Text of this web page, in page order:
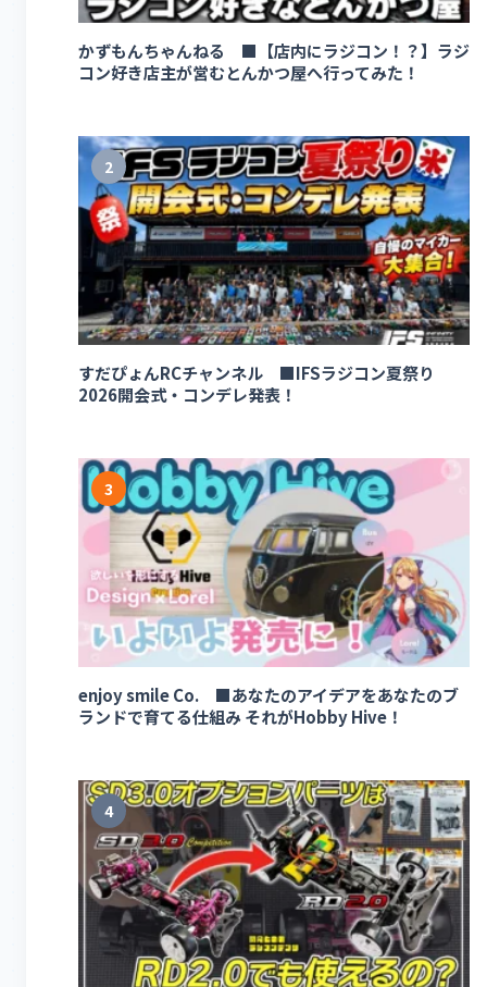
かずもんちゃんねる ■【店内にラジコン！？】ラジ
コン好き店主が営むとんかつ屋へ行ってみた！
2
すだぴょんRCチャンネル ■IFSラジコン夏祭り
2026開会式・コンデレ発表！
3
enjoy smile Co. ■あなたのアイデアをあなたのブ
ランドで育てる仕組み それがHobby Hive！
4